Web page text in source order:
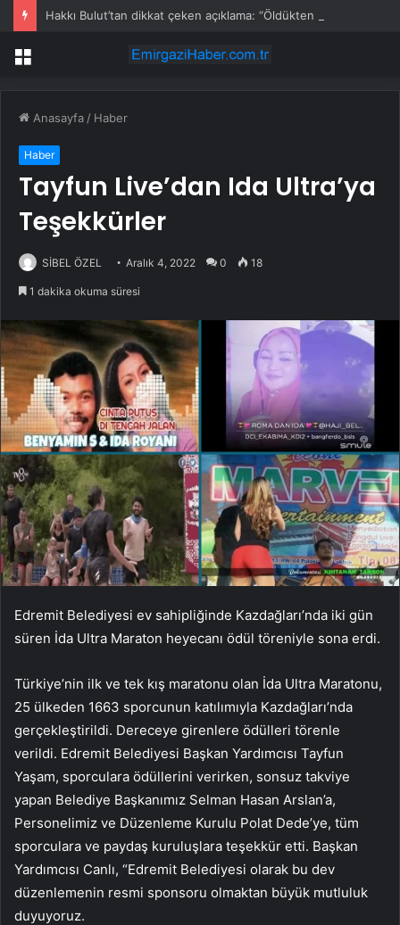
Menü
Anasayfa / Haber
Haber
Tayfun Live’dan Ida Ultra’ya
Teşekkürler
SİBEL ÖZEL Aralık 4, 2022 0 18
1 dakika okuma süresi
Edremit Belediyesi ev sahipliğinde Kazdağları’nda iki gün
süren İda Ultra Maraton heyecanı ödül töreniyle sona erdi.
Türkiye’nin ilk ve tek kış maratonu olan İda Ultra Maratonu,
25 ülkeden 1663 sporcunun katılımıyla Kazdağları’nda
gerçekleştirildi. Dereceye girenlere ödülleri törenle
verildi. Edremit Belediyesi Başkan Yardımcısı Tayfun
Yaşam, sporculara ödüllerini verirken, sonsuz takviye
yapan Belediye Başkanımız Selman Hasan Arslan’a,
Personelimiz ve Düzenleme Kurulu Polat Dede’ye, tüm
sporculara ve paydaş kuruluşlara teşekkür etti. Başkan
Yardımcısı Canlı, “Edremit Belediyesi olarak bu dev
düzenlemenin resmi sponsoru olmaktan büyük mutluluk
duyuyoruz.